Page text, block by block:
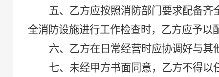
五、乙方应按照消防部门要求配备
全消防设施进行工作检查时，乙方应予
六、乙方在日常经营时应协调好与
七、未经甲方书面同意，乙方不得以